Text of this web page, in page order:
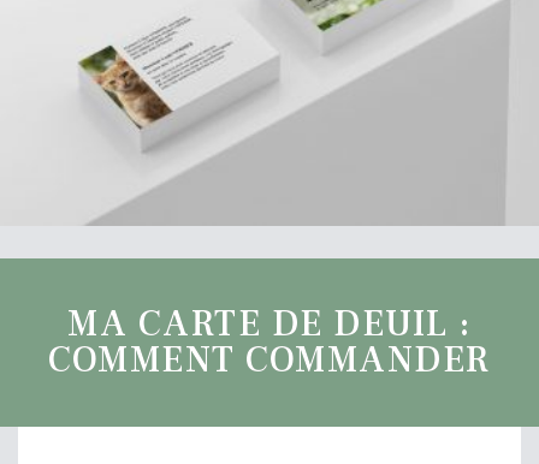
MA CARTE DE DEUIL :
COMMENT COMMANDER